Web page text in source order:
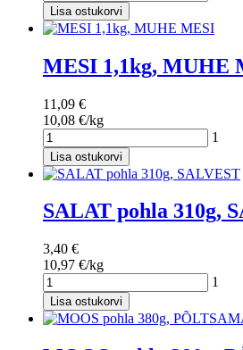
Lisa ostukorvi
MESI 1,1kg, MUHE
11,09 €
10,08 €/kg
1
Lisa ostukorvi
SALAT pohla 310g,
3,40 €
10,97 €/kg
1
Lisa ostukorvi